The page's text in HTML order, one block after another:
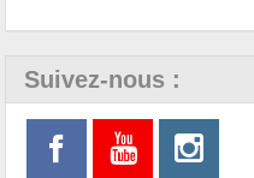
Suivez-nous :